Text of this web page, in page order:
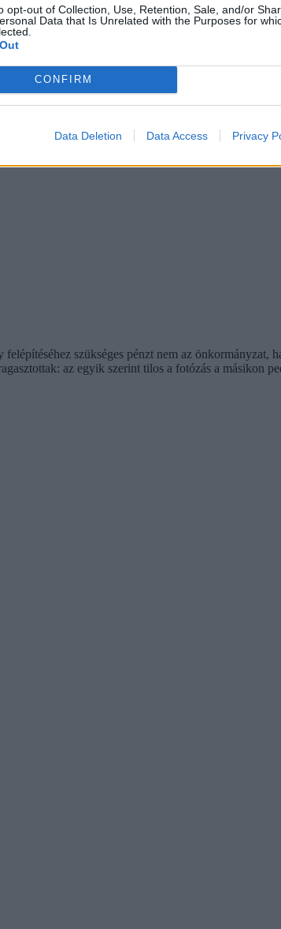
opt-out of Collection, Use, Retention, Sale, and/or
Data that Is Unrelated with the Purposes for
CONFIRM
Data Deletion Data Access Privacy
szükséges pénzt nem az
az egyik szerint tilos a fotózás a másikon